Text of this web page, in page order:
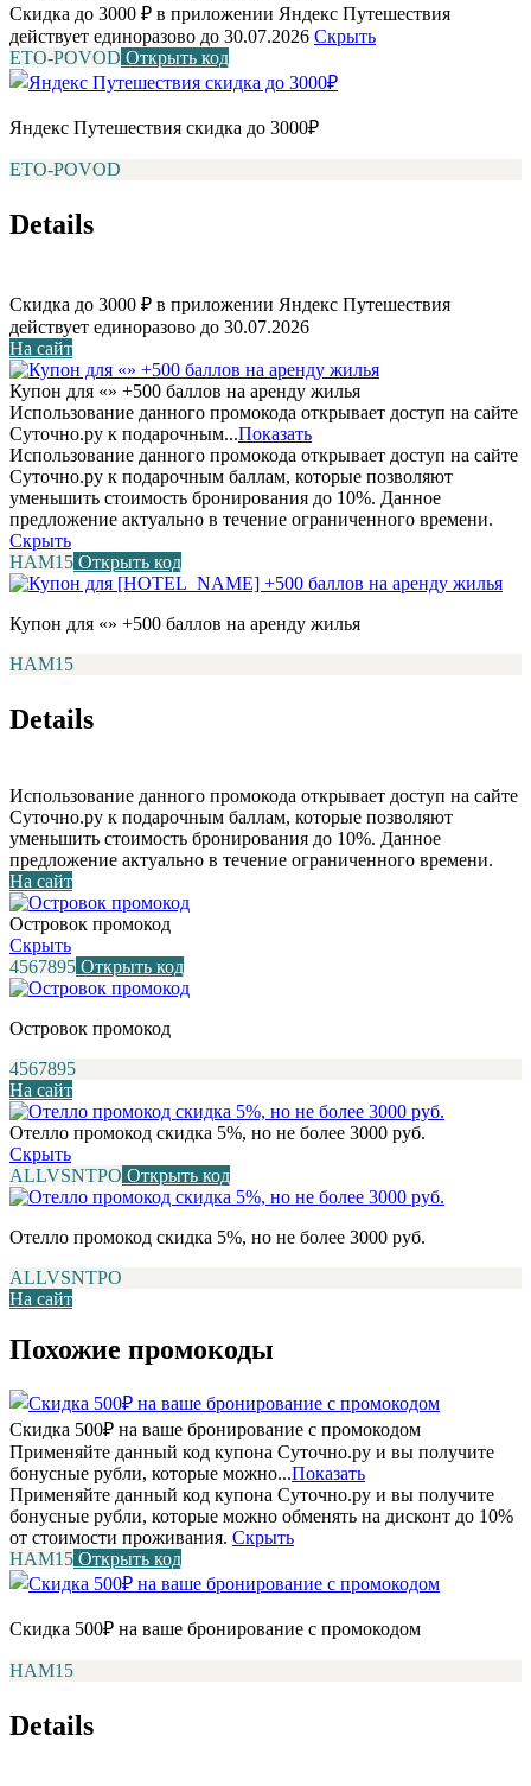
Скидка до 3000 ₽ в приложении Яндекс Путешествия
действует единоразово до 30.07.2026 Скрыть
ETO-POVOD Открыть код
Яндекс Путешествия скидка до 3000₽
ETO-POVOD
Details
Скидка до 3000 ₽ в приложении Яндекс Путешествия
действует единоразово до 30.07.2026
На сайт
Купон для «» +500 баллов на аренду жилья
Использование данного промокода открывает доступ на сайте
Суточно.ру к подарочным...Показать
Использование данного промокода открывает доступ на сайте
Суточно.ру к подарочным баллам, которые позволяют
уменьшить стоимость бронирования до 10%. Данное
предложение актуально в течение ограниченного времени.
Скрыть
НАМ15 Открыть код
Купон для «» +500 баллов на аренду жилья
НАМ15
Details
Использование данного промокода открывает доступ на сайте
Суточно.ру к подарочным баллам, которые позволяют
уменьшить стоимость бронирования до 10%. Данное
предложение актуально в течение ограниченного времени.
На сайт
Островок промокод
Скрыть
4567895 Открыть код
Островок промокод
4567895
На сайт
Отелло промокод скидка 5%, но не более 3000 руб.
Скрыть
ALLVSNTPO Открыть код
Отелло промокод скидка 5%, но не более 3000 руб.
ALLVSNTPO
На сайт
Похожие промокоды
Скидка 500₽ на ваше бронирование с промокодом
Применяйте данный код купона Суточно.ру и вы получите
бонусные рубли, которые можно...Показать
Применяйте данный код купона Суточно.ру и вы получите
бонусные рубли, которые можно обменять на дисконт до 10%
от стоимости проживания. Скрыть
НАМ15 Открыть код
Скидка 500₽ на ваше бронирование с промокодом
НАМ15
Details